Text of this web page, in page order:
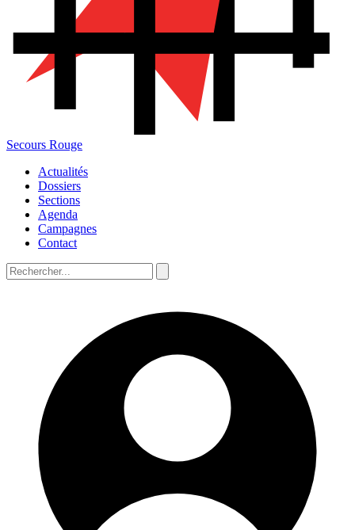
Secours Rouge
Actualités
Dossiers
Sections
Agenda
Campagnes
Contact